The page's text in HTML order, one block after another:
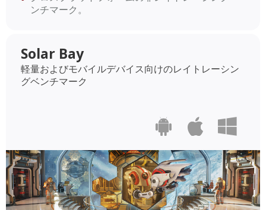
ンチマーク。
Solar Bay
軽量およびモバイルデバイス向けのレイトレーシン
グベンチマーク